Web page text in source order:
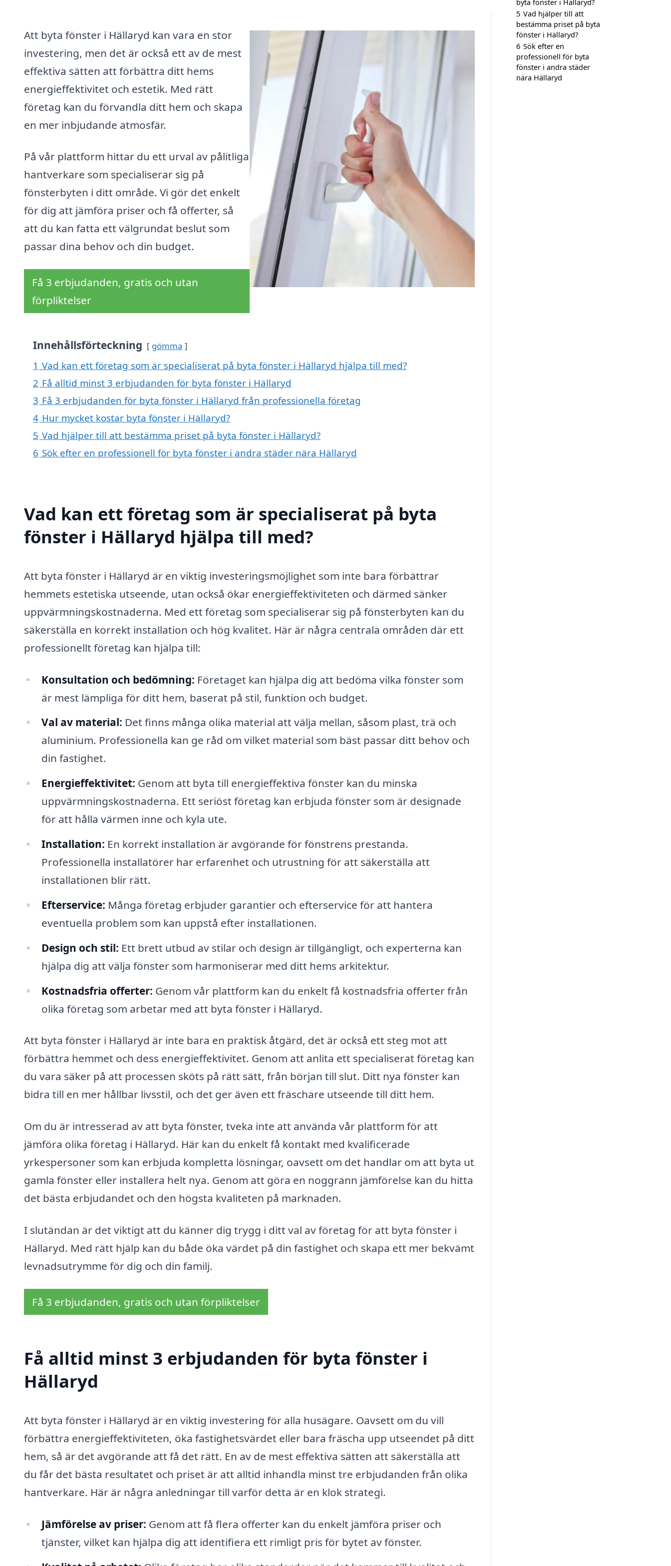
Att byta fönster i Hällaryd kan vara en stor
investering, men det är också ett av de mest
effektiva sätten att förbättra ditt hems
energieffektivitet och estetik. Med rätt
företag kan du förvandla ditt hem och skapa
en mer inbjudande atmosfär.
På vår plattform hittar du ett urval av pålitliga
hantverkare som specialiserar sig på
fönsterbyten i ditt område. Vi gör det enkelt
för dig att jämföra priser och få offerter, så
att du kan fatta ett välgrundat beslut som
passar dina behov och din budget.
Få 3 erbjudanden, gratis och utan
förpliktelser
Innehållsförteckning gömma
1 Vad kan ett företag som är specialiserat på byta fönster i Hällaryd hjälpa till med?
2 Få alltid minst 3 erbjudanden för byta fönster i Hällaryd
3 Få 3 erbjudanden för byta fönster i Hällaryd från professionella företag
4 Hur mycket kostar byta fönster i Hällaryd?
5 Vad hjälper till att bestämma priset på byta fönster i Hällaryd?
6 Sök efter en professionell för byta fönster i andra städer nära Hällaryd
Vad kan ett företag som är specialiserat på byta
fönster i Hällaryd hjälpa till med?
Att byta fönster i Hällaryd är en viktig investeringsmöjlighet som inte bara förbättrar
hemmets estetiska utseende, utan också ökar energieffektiviteten och därmed sänker
uppvärmningskostnaderna. Med ett företag som specialiserar sig på fönsterbyten kan du
säkerställa en korrekt installation och hög kvalitet. Här är några centrala områden där ett
professionellt företag kan hjälpa till:
Konsultation och bedömning: Företaget kan hjälpa dig att bedöma vilka fönster som
är mest lämpliga för ditt hem, baserat på stil, funktion och budget.
Val av material: Det finns många olika material att välja mellan, såsom plast, trä och
aluminium. Professionella kan ge råd om vilket material som bäst passar ditt behov och
din fastighet.
Energi­effektivitet: Genom att byta till energieffektiva fönster kan du minska
uppvärmningskostnaderna. Ett seriöst företag kan erbjuda fönster som är designade
för att hålla värmen inne och kyla ute.
Installation: En korrekt installation är avgörande för fönstrens prestanda.
Professionella installatörer har erfarenhet och utrustning för att säkerställa att
installationen blir rätt.
Efterservice: Många företag erbjuder garantier och efterservice för att hantera
eventuella problem som kan uppstå efter installationen.
Design och stil: Ett brett utbud av stilar och design är tillgängligt, och experterna kan
hjälpa dig att välja fönster som harmoniserar med ditt hems arkitektur.
Kostnadsfria offerter: Genom vår plattform kan du enkelt få kostnadsfria offerter från
olika företag som arbetar med att byta fönster i Hällaryd.
Att byta fönster i Hällaryd är inte bara en praktisk åtgärd, det är också ett steg mot att
förbättra hemmet och dess energi­effektivitet. Genom att anlita ett specialiserat företag kan
du vara säker på att processen sköts på rätt sätt, från början till slut. Ditt nya fönster kan
bidra till en mer hållbar livsstil, och det ger även ett fräschare utseende till ditt hem.
Om du är intresserad av att byta fönster, tveka inte att använda vår plattform för att
jämföra olika företag i Hällaryd. Här kan du enkelt få kontakt med kvalificerade
yrkespersoner som kan erbjuda kompletta lösningar, oavsett om det handlar om att byta ut
gamla fönster eller installera helt nya. Genom att göra en noggrann jämförelse kan du hitta
det bästa erbjudandet och den högsta kvaliteten på marknaden.
I slutändan är det viktigt att du känner dig trygg i ditt val av företag för att byta fönster i
Hällaryd. Med rätt hjälp kan du både öka värdet på din fastighet och skapa ett mer bekvämt
levnadsutrymme för dig och din familj.
Få 3 erbjudanden, gratis och utan förpliktelser
Få alltid minst 3 erbjudanden för byta fönster i
Hällaryd
Att byta fönster i Hällaryd är en viktig investering för alla husägare. Oavsett om du vill
förbättra energieffektiviteten, öka fastighetsvärdet eller bara fräscha upp utseendet på ditt
hem, så är det avgörande att få det rätt. En av de mest effektiva sätten att säkerställa att
du får det bästa resultatet och priset är att alltid inhandla minst tre erbjudanden från olika
hantverkare. Här är några anledningar till varför detta är en klok strategi.
Jämförelse av priser: Genom att få flera offerter kan du enkelt jämföra priser och
tjänster, vilket kan hjälpa dig att identifiera ett rimligt pris för bytet av fönster.
byta fönster i Hällaryd?
5 Vad hjälper till att
bestämma priset på byta
fönster i Hällaryd?
6 Sök efter en
professionell för byta
fönster i andra städer
nära Hällaryd